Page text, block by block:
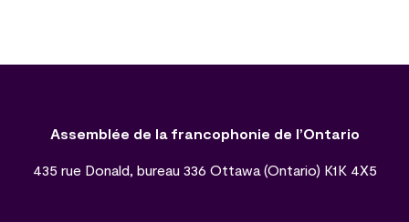
Assemblée de la francophonie de l’Ontario
435 rue Donald, bureau 336 Ottawa (Ontario) K1K 4X5